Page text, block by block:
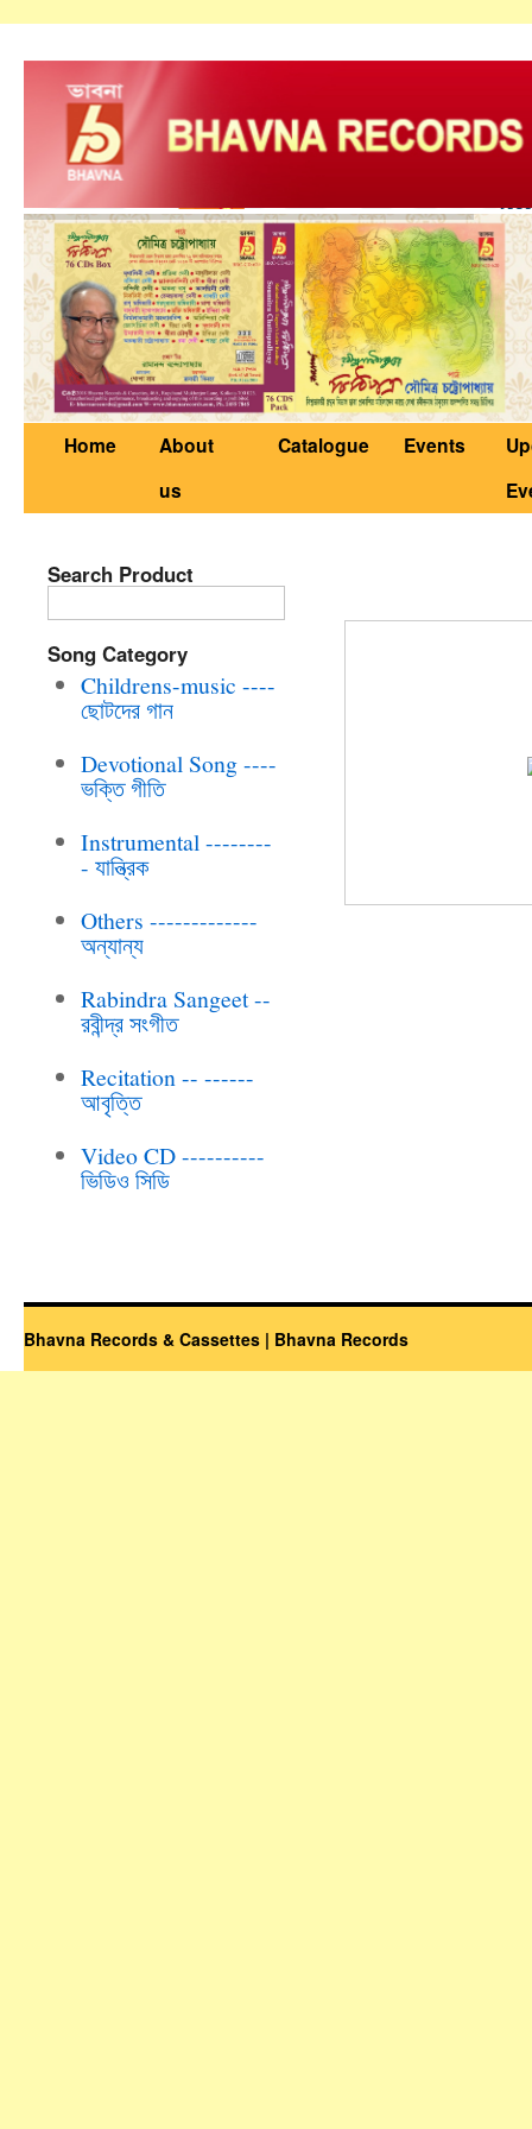
Home
About
us
Catalogue Events
Search Product
Song Category
Childrens-music ----
ছোটদের গান
Devotional Song ----
ভক্তি গীতি
Instrumental --------
- যান্ত্রিক
Others -------------
অন্যান্য
Rabindra Sangeet --
রবীন্দ্র সংগীত
Recitation -- ------
আবৃত্তি
Video CD ----------
ভিডিও সিডি
Bhavna Records & Cassettes | Bhavna Records